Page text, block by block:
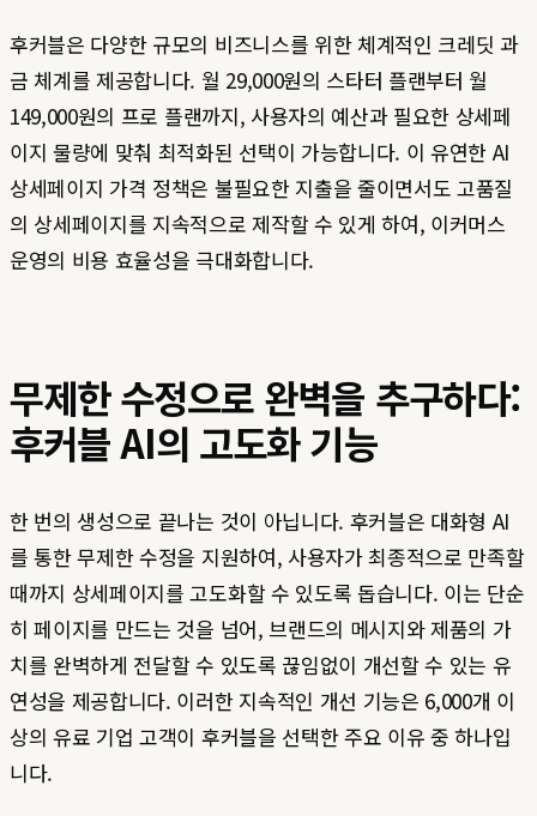
후커블은 다양한 규모의 비즈니스를 위한 체계적인 크레딧 과
금 체계를 제공합니다. 월 29,000원의 스타터 플랜부터 월
149,000원의 프로 플랜까지, 사용자의 예산과 필요한 상세페
이지 물량에 맞춰 최적화된 선택이 가능합니다. 이 유연한 AI
상세페이지 가격 정책은 불필요한 지출을 줄이면서도 고품질
의 상세페이지를 지속적으로 제작할 수 있게 하여, 이커머스
운영의 비용 효율성을 극대화합니다.
무제한 수정으로 완벽을 추구하다:
후커블 AI의 고도화 기능
한 번의 생성으로 끝나는 것이 아닙니다. 후커블은 대화형 AI
를 통한 무제한 수정을 지원하여, 사용자가 최종적으로 만족할
때까지 상세페이지를 고도화할 수 있도록 돕습니다. 이는 단순
히 페이지를 만드는 것을 넘어, 브랜드의 메시지와 제품의 가
치를 완벽하게 전달할 수 있도록 끊임없이 개선할 수 있는 유
연성을 제공합니다. 이러한 지속적인 개선 기능은 6,000개 이
상의 유료 기업 고객이 후커블을 선택한 주요 이유 중 하나입
니다.